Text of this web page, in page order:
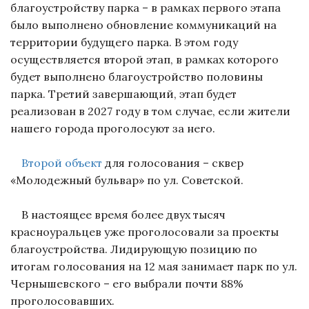
благоустройству парка – в рамках первого этапа
было выполнено обновление коммуникаций на
территории будущего парка. В этом году
осуществляется второй этап, в рамках которого
будет выполнено благоустройство половины
парка. Третий завершающий, этап будет
реализован в 2027 году в том случае, если жители
нашего города проголосуют за него.
Второй объект для голосования – сквер
«Молодежный бульвар» по ул. Советской.
В настоящее время более двух тысяч
красноуральцев уже проголосовали за проекты
благоустройства. Лидирующую позицию по
итогам голосования на 12 мая занимает парк по ул.
Чернышевского – его выбрали почти 88%
проголосовавших.